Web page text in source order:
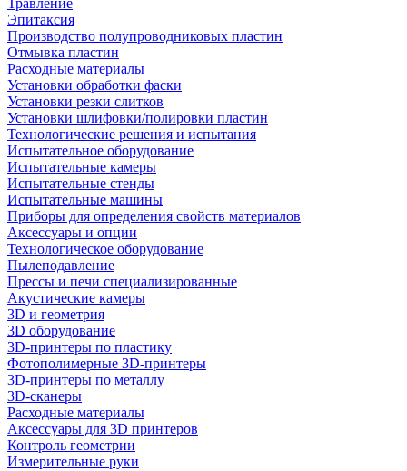
Травление
Эпитаксия
Производство полупроводниковых пластин
Отмывка пластин
Расходные материалы
Установки обработки фаски
Установки резки слитков
Установки шлифовки/полировки пластин
Технологические решения и испытания
Испытательное оборудование
Испытательные камеры
Испытательные стенды
Испытательные машины
Приборы для определения свойств материалов
Аксессуары и опции
Технологическое оборудование
Пылеподавление
Прессы и печи специализированные
Акустические камеры
3D и геометрия
3D оборудование
3D-принтеры по пластику
Фотополимерные 3D-принтеры
3D-принтеры по металлу
3D-сканеры
Расходные материалы
Аксессуары для 3D принтеров
Контроль геометрии
Измерительные руки